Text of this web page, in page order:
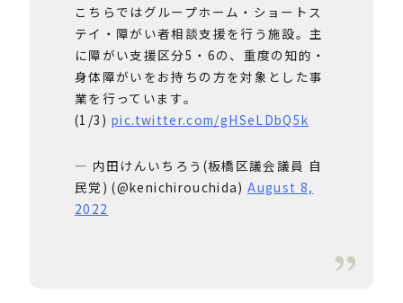
こちらではグループホーム・ショートス
テイ・障がい者相談支援を行う施設。主
に障がい支援区分5・6の、重度の知的・
身体障がいをお持ちの方を対象とした事
業を行っています。
(1/3)pic.twitter.com/gHSeLDbQ5k
— 内田けんいちろう(板橋区議会議員 自
民党) (@kenichirouchida)August 8,
2022